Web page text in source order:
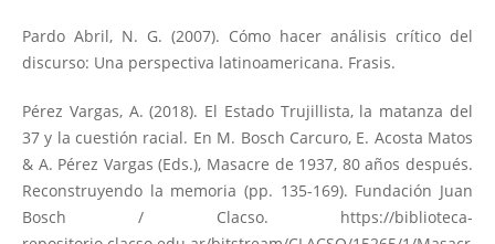
Pardo Abril, N. G. (2007). Cómo hacer análisis crítico del
discurso: Una perspectiva latinoamericana. Frasis.
Pérez Vargas, A. (2018). El Estado Trujillista, la matanza del
37 y la cuestión racial. En M. Bosch Carcuro, E. Acosta Matos
& A. Pérez Vargas (Eds.), Masacre de 1937, 80 años después.
Reconstruyendo la memoria (pp. 135-169). Fundación Juan
Bosch / Clacso. https://biblioteca-